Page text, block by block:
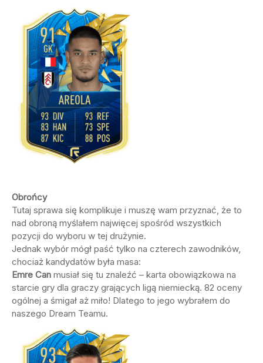
Obrońcy
Tutaj sprawa się komplikuje i muszę wam przyznać, że to
nad obroną myślałem najwięcej spośród wszystkich
pozycji do wyboru w tej drużynie.
Jednak wybór mógł paść tylko na czterech zawodników,
chociaż kandydatów była masa:
Emre Can musiał się tu znaleźć – karta obowiązkowa na
starcie gry dla graczy grających ligą niemiecką. 82 oceny
ogólnej a śmigał aż miło! Dlatego to jego wybrałem do
naszego Dream Teamu.